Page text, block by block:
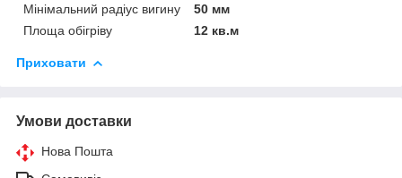
Мінімальний радіус вигину
50 мм
Площа обігріву
12 кв.м
Приховати
Умови доставки
Нова Пошта